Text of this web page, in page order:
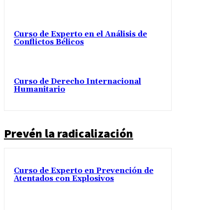
Curso de Experto en el Análisis de
Conflictos Bélicos
Curso de Derecho Internacional
Humanitario
Prevén la radicalización
Curso de Experto en Prevención de
Atentados con Explosivos